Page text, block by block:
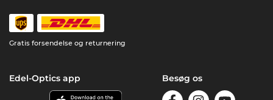
Gratis forsendelse og returnering
Edel-Optics app Besøg os